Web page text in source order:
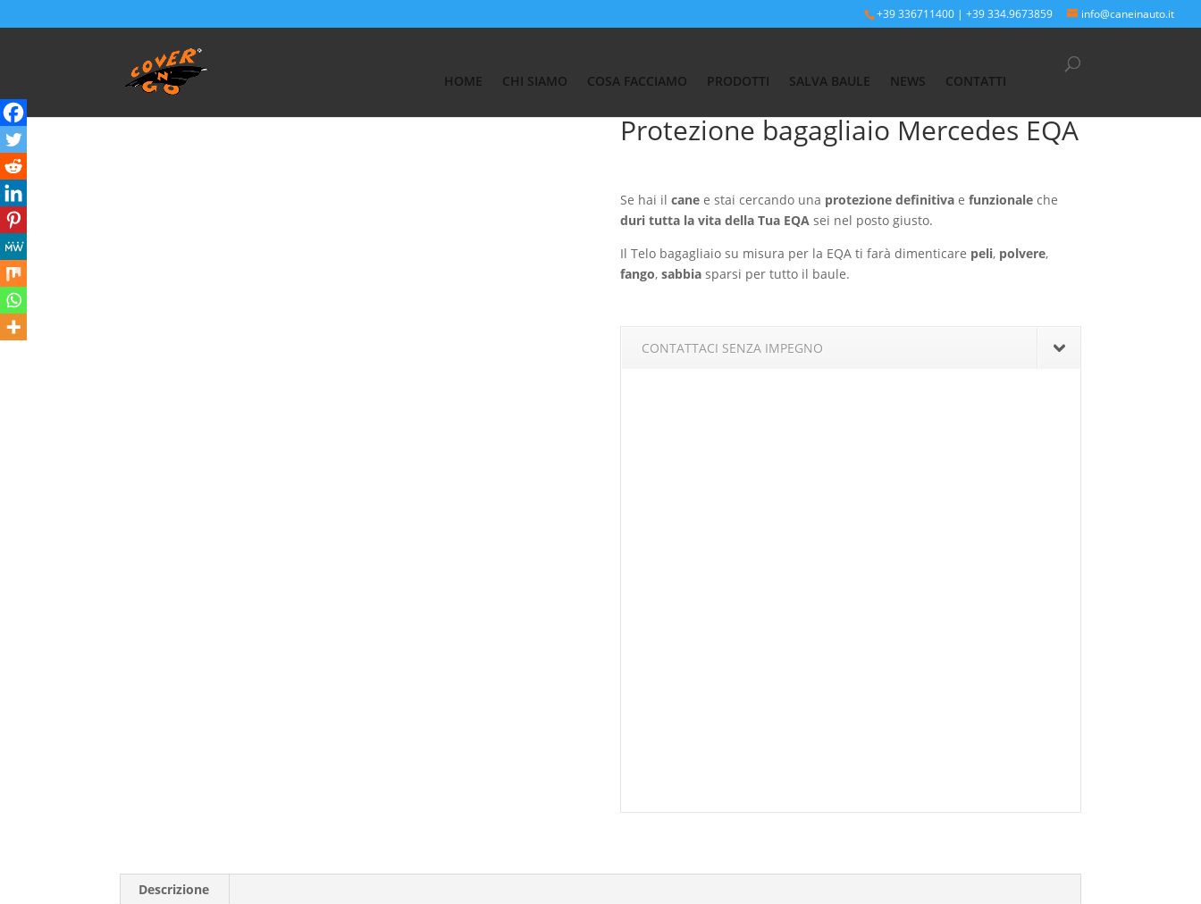
+39 336711400 | +39 334.9673859 info@caneinauto.it
HOME CHI SIAMO COSA FACCIAMO PRODOTTI SALVA BAULE NEWS CONTATTI
Home/SALVA BAULE - Vasca Telo Copribaule Auto
Protezione bagagliaio Mercedes EQA
Se hai il canee stai cercando una protezione definitivae funzionaleche
duri tutta la vita della Tua EQAsei nel posto giusto.
Il Telo bagagliaio su misura per la EQA ti farà dimenticare peli, polvere,
fango, sabbiasparsi per tutto il baule.
CONTATTACI SENZA IMPEGNO
Descrizione